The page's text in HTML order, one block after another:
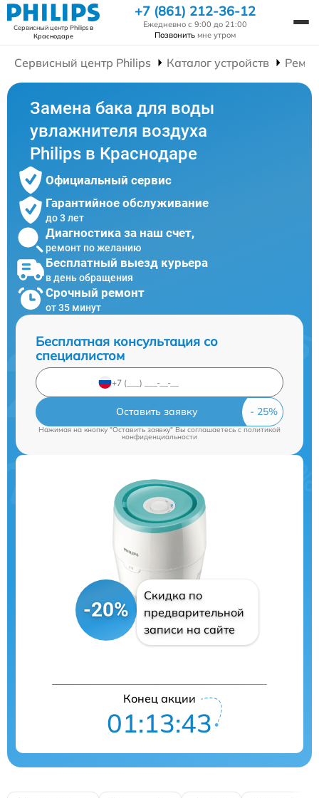
Сервисный центр Philipsв
Краснодаре
+7 (861) 212-36-12
Ежедневно с 9:00 до 21:00
Позвонить мне утром
Сервисный центр Philips Каталог устройств
Замена бака для воды
увлажнителя воздуха
Philips в Краснодаре
Официальный сервис
Гарантийное обслуживание
до 3 лет
Диагностика за наш счет,
ремонт по желанию
Бесплатный выезд курьера
в день обращения
Срочный ремонт
от 35 минут
Бесплатная консультация со
специалистом
Оставить заявку
Нажимая на кнопку "Оставить заявку" Вы соглашаетесь c политикой
конфиденциальности
-20%
Скидка по
предварительной
записи на сайте
Конец акции
01:13:42